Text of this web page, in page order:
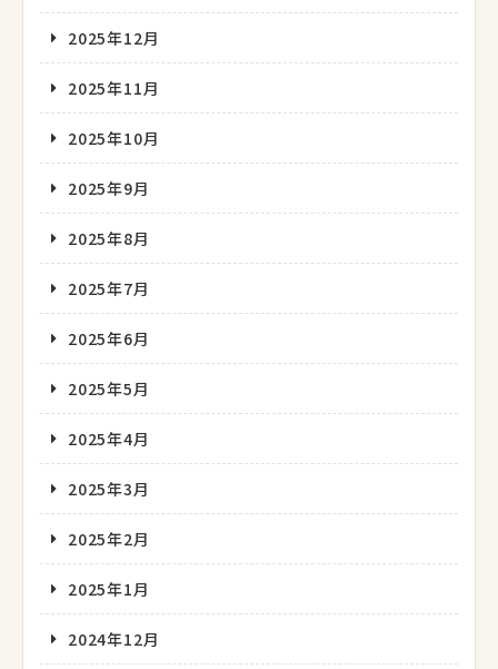
2025年12月
2025年11月
2025年10月
2025年9月
2025年8月
2025年7月
2025年6月
2025年5月
2025年4月
2025年3月
2025年2月
2025年1月
2024年12月